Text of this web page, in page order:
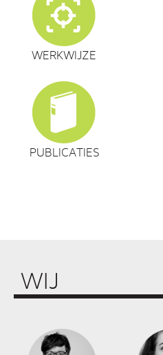
WERKWIJZE
PUBLICATIES
WIJ